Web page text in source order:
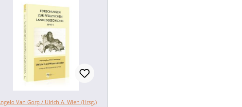
Van Gorp /Ulrich A. Wien (Hrsg.)